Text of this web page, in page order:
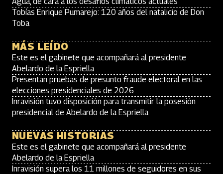
Tobías Enrique Pumarejo: 120 años del natalicio de Don
Toba
MÁS LEÍDO
Este es el gabinete que acompañará al presidente
Abelardo de la Espriella
Presentan pruebas de presunto fraude electoral en las
elecciones presidenciales de 2026
Inravisión tuvo disposición para transmitir la posesión
presidencial de Abelardo de la Espriella
NUEVAS HISTORIAS
Este es el gabinete que acompañará al presidente
Abelardo de la Espriella
Inravisión supera los 11 millones de seguidores en sus